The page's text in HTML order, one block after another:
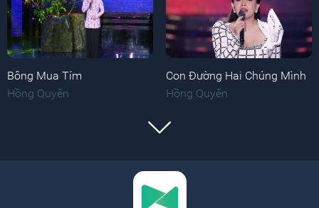
Bông Mua Tím
Hồng Quyên
Con Đường Hai Chúng Mình
Hồng Quyên